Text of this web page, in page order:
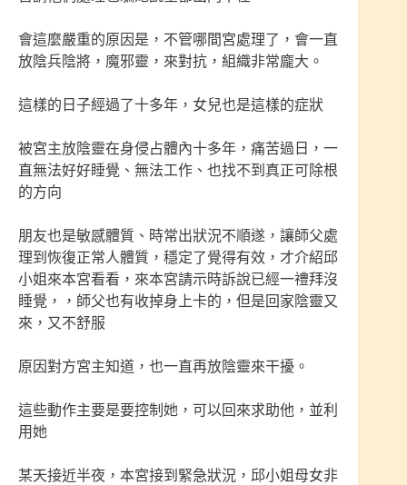
會這麼嚴重的原因是，不管哪間宮處理了，會一直
放陰兵陰將，魔邪靈，來對抗，組織非常龐大。
這樣的日子經過了十多年，女兒也是這樣的症狀
被宮主放陰靈在身侵占體內十多年，痛苦過日，一
直無法好好睡覺、無法工作、也找不到真正可除根
的方向
朋友也是敏感體質、時常出狀況不順遂，讓師父處
理到恢復正常人體質，穩定了覺得有效，才介紹邱
小姐來本宮看看，來本宮請示時訴說已經一禮拜沒
睡覺，，師父也有收掉身上卡的，但是回家陰靈又
來，又不舒服
原因對方宮主知道，也一直再放陰靈來干擾。
這些動作主要是要控制她，可以回來求助他，並利
用她
某天接近半夜，本宮接到緊急狀況，邱小姐母女非